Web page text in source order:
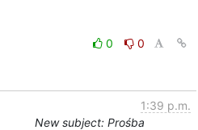
0
0
1:39 p.m.
New subject: Prośba